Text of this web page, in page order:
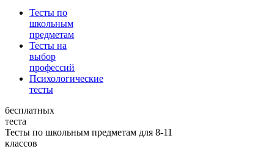
Тесты по
школьным
предметам
Тесты на
выбор
профессий
Психологические
тесты
бесплатных
теста
Тесты по школьным предметам для 8-11
классов